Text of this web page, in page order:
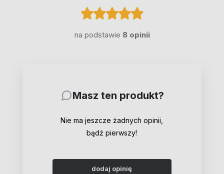
na podstawie 8 opinii
Masz ten produkt?
Nie ma jeszcze żadnych opinii,
bądź pierwszy!
dodaj opinię